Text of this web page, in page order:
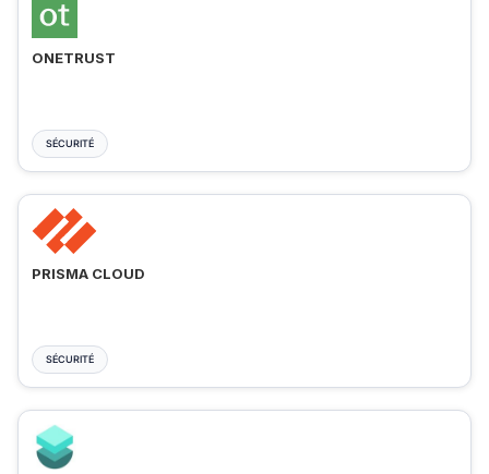
ONETRUST
SÉCURITÉ
PRISMA CLOUD
SÉCURITÉ